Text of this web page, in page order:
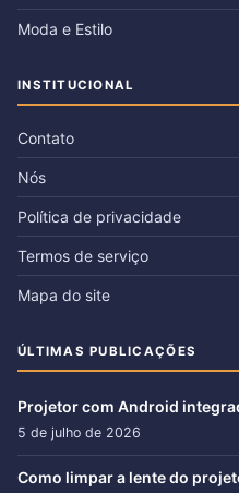
Moda e Estilo
INSTITUCIONAL
Contato
Nós
Política de privacidade
Termos de serviço
Mapa do site
ÚLTIMAS PUBLICAÇÕES
Projetor com Android
5 de julho de 2026
Como limpar a lente do